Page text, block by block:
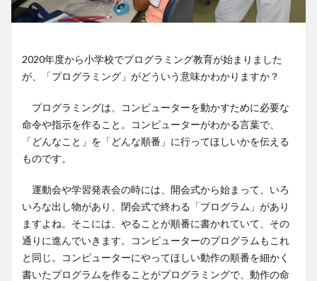
2020年度から小学校でプログラミング教育が始まりました
が、「プログラミング」がどういう意味かわかりますか？
プログラミングは、コンピューターを動かすために必要な
命令や指示を作ること。コンピューターがわかる言葉で、
「どんなこと」を「どんな順番」に行ってほしいかを伝える
ものです。
運動会や学習発表会の時には、開会式から始まって、いろ
いろな出し物があり、閉会式で終わる「プログラム」があり
ますよね。そこには、やることが順番に書かれていて、その
通りに進んでいきます。コンピューターのプログラムもこれ
と同じ。コンピューターにやってほしい動作の順番を細かく
書いたプログラムを作ることがプログラミングで、動作の命